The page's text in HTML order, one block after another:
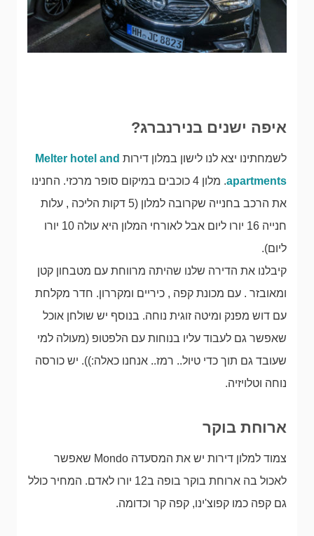
איפה ישנים בנירנברג?
לשמחתינו יצא לנו לישון במלון דירות Melter hotel and
apartments
. מלון 4 כוכבים במיקום סופר מרכזי. החנינו
את הרכב בחנייה שקרובה למלון (5 דקות הליכה , עלות
חנייה 16 יורו ליום אבל לאורחי המלון היא עולה 10 יורו
ליום).
קיבלנו את הדירה שלנו שהיתה מרווחת עם מטבחון קטן
ומאובזר . עם מכונת קפה , כיריים ומקררון. חדר מקלחת
עם דוש מפנק ומיטה זוגית נוחה. בנוסף יש שולחן אוכל
שאפשר גם לעבוד עליו בנוחות עם הלפטופ (מעולה למי
שעובד גם תוך כדי טיול.. רמז.. אנחנו כאלה:)). יש כורסה
נוחה וטלויזיה.
ארוחת בוקר
צמוד למלון דירות יש את המסעדה Mondo שאפשר
לאכול בה ארוחת בוקר בופה ב12 יורו לאדם. המחיר כולל
גם קפה כמו קפוצ'ינו, קפה קר וכדומה.